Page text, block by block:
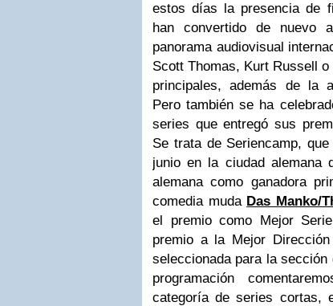
estos días la presencia de
han convertido de nuevo
panorama audiovisual
Scott Thomas, Kurt Russell
principales, además de la
Pero también se ha
series que entregó sus
Se trata de Seriencamp,
junio en la ciudad alemana
alemana como ganadora
comedia muda Das Manko/
el premio como Mejor
premio a la Mejor
seleccionada para la
programación
categoría de series cortas,